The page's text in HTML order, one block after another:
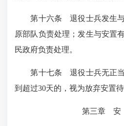
第十六条 退役士兵发生
原部队负责处理；发生与安置
民政府负责处理。
第十七条 退役士兵无正
到超过30天的，视为放弃安置待
第三章